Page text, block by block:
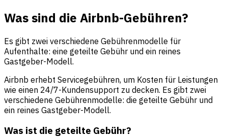
Was sind die Airbnb-Gebühren?
Es gibt zwei verschiedene Gebührenmodelle für
Aufenthalte: eine geteilte Gebühr und ein reines
Gastgeber-Modell.
Airbnb erhebt Servicegebühren, um Kosten für Leistungen
wie einen 24/7-Kundensupport zu decken. Es gibt zwei
verschiedene Gebührenmodelle: die geteilte Gebühr und
ein reines Gastgeber-Modell.
Was ist die geteilte Gebühr?